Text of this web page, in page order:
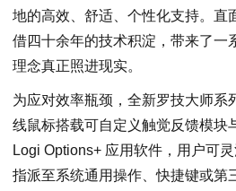
地的高效、舒适、个性化支持。直
借四十余年的技术积淀，带来了一
理念真正照进现实。
为应对效率瓶颈，全新罗技大师系
线鼠标搭载可自定义触觉反馈模块
Logi Options+ 应用软件，用户可
指派至系统通用操作、快捷键或第